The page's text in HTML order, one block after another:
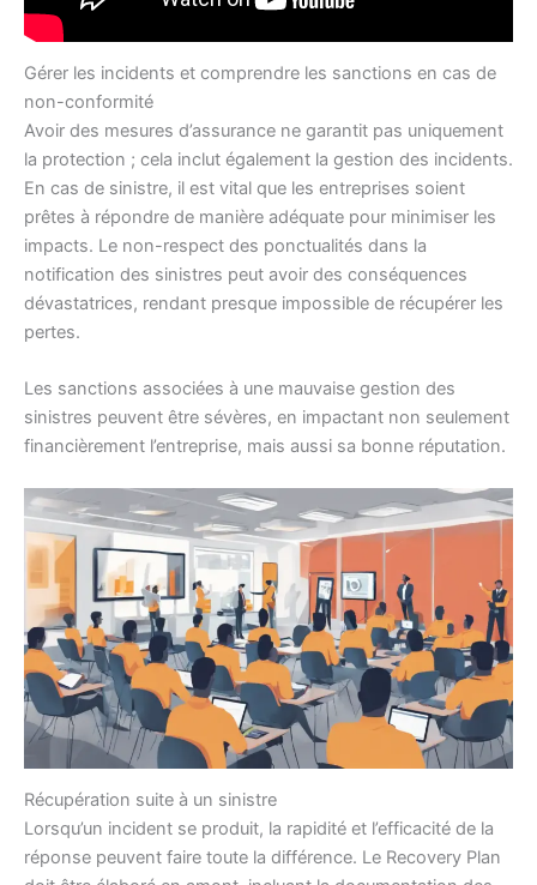
Gérer les incidents et comprendre les sanctions en cas de
non-conformité
Avoir des mesures d’assurance ne garantit pas uniquement
la protection ; cela inclut également la gestion des incidents.
En cas de sinistre, il est vital que les entreprises soient
prêtes à répondre de manière adéquate pour minimiser les
impacts. Le non-respect des ponctualités dans la
notification des sinistres peut avoir des conséquences
dévastatrices, rendant presque impossible de récupérer les
pertes.
Les sanctions associées à une mauvaise gestion des
sinistres peuvent être sévères, en impactant non seulement
financièrement l’entreprise, mais aussi sa bonne réputation.
Récupération suite à un sinistre
Lorsqu’un incident se produit, la rapidité et l’efficacité de la
réponse peuvent faire toute la différence. Le Recovery Plan